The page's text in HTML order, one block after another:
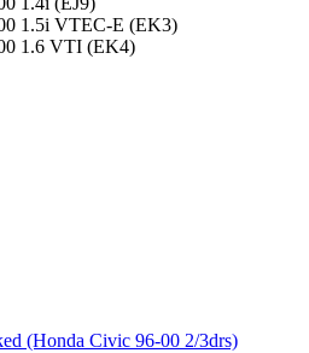
1.5i VTEC-E (EK3)
1.6 VTI (EK4)
(Honda Civic 96-00 2/3drs)